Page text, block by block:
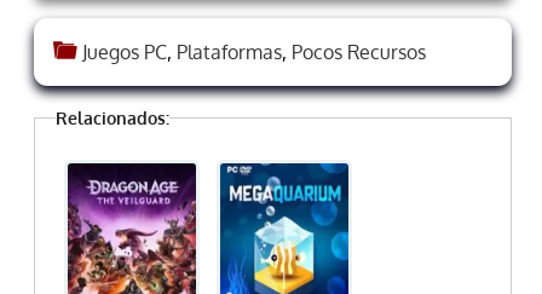
Juegos PC, Plataformas, Pocos Recursos
Relacionados: